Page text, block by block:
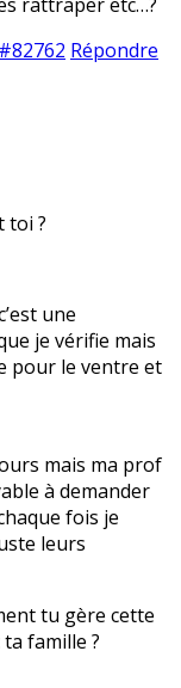
#82762 Répondre
toi ?
une
je vérifie mais
pour le ventre et
mais ma prof
à demander
fois je
leurs
tu gère cette
famille ?